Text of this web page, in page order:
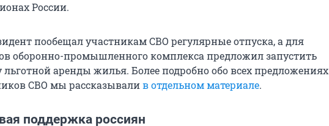
России.
пообещал участникам СВО регулярные отпуска, а для
оборонно-промышленного комплекса предложил запустить
аренды жилья. Более подробно обо всех предложениях
СВО мы рассказывалив отдельном материале.
поддержка россиян